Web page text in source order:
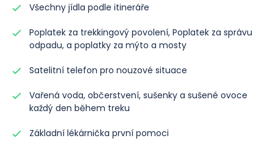
Všechny jídla podle itineráře
Poplatek za trekkingový povolení, Poplatek za správu
odpadu, a poplatky za mýto a mosty
Satelitní telefon pro nouzové situace
Vařená voda, občerstvení, sušenky a sušené ovoce
každý den během treku
Základní lékárnička první pomoci